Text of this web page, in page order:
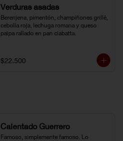
Verduras asadas
Berenjena, pimentón, champiñones grillé,
cebolla roja, lechuga romana y queso
paipa rallado en pan ciabatta.
$22.500
Calentado Guerrero
Famoso, simplemente famoso. Lo